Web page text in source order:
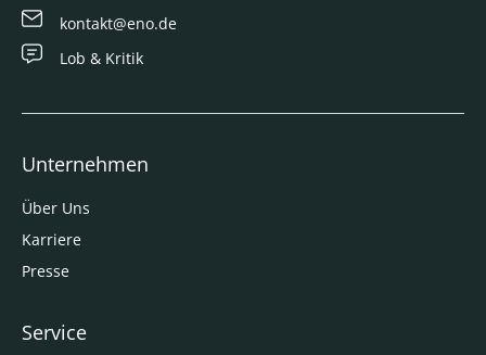
kontakt@eno.de
Lob & Kritik
Unternehmen
Über Uns
Karriere
Presse
Service